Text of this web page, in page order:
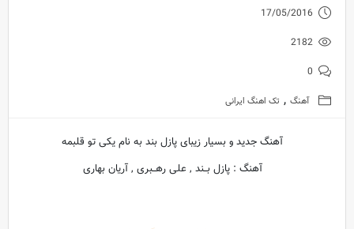
17/05/2016
2182
0
آهنگ , تک اهنگ ایرانی
آهنگ جدید و بسیار زیبای پازل بند به نام یکی تو قلبمه
آهنگ : پازل بــند , علی رهــبری , آریان بهاری